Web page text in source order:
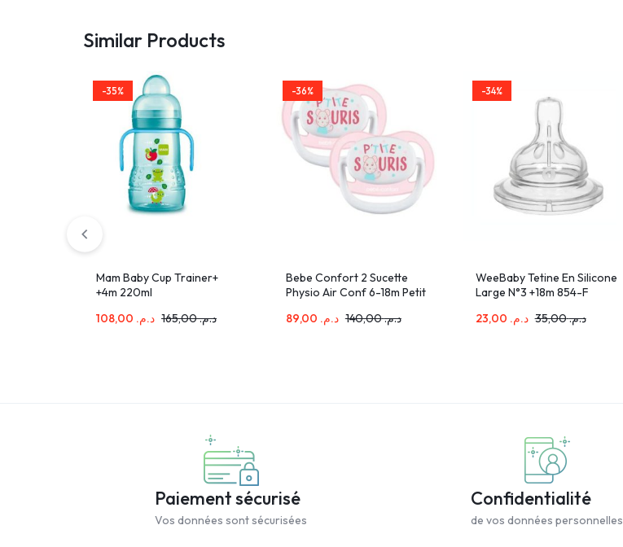
Similar Products
-35%
Mam Baby Cup Trainer+
+4m 220ml
د.م.
د.م.165,00
-36%
Bebe Confort 2 Sucette
Physio Air Conf 6-18m Petit
د.م. د.م.140,00
-34%
WeeBaby Tetine En Silicone
Large N°3 +18m 854-F
د.م.
د.م.35,00
Paiement sécurisé
Vos données sont sécurisées
Confidentialité
de vos données personnelles